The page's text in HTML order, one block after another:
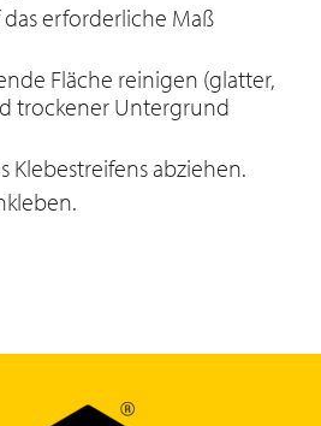
das erforderliche Maß
Fläche reinigen (glatter,
trockener Untergrund
Klebestreifens abziehen.